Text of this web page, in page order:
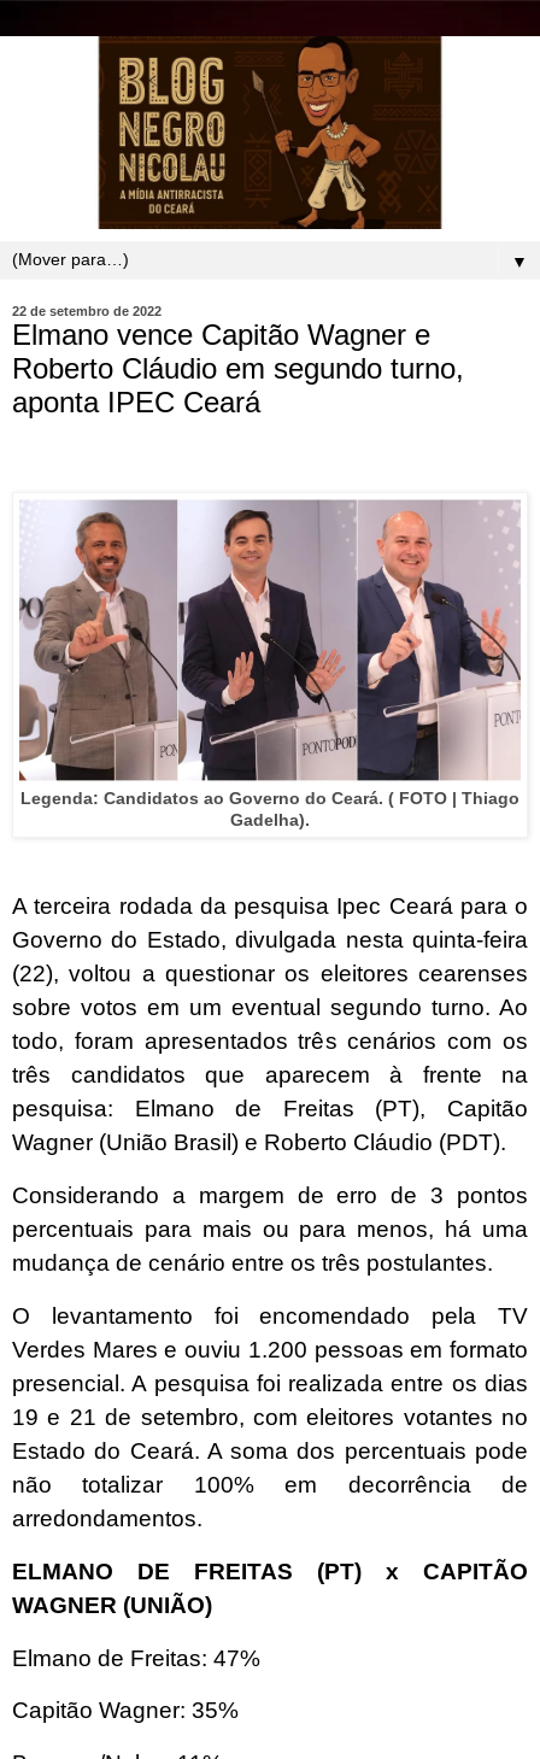
▼
22 de setembro de 2022
Elmano vence Capitão Wagner e
Roberto Cláudio em segundo turno,
aponta IPEC Ceará
Legenda: Candidatos ao Governo do Ceará. ( FOTO | Thiago
Gadelha).
A terceira rodada da pesquisa Ipec Ceará para o
Governo do Estado, divulgada nesta quinta-feira
(22), voltou a questionar os eleitores cearenses
sobre votos em um eventual segundo turno. Ao
todo, foram apresentados três cenários com os
três candidatos que aparecem à frente na
pesquisa: Elmano de Freitas (PT), Capitão
Wagner (União Brasil) e Roberto Cláudio (PDT).
Considerando a margem de erro de 3 pontos
percentuais para mais ou para menos, há uma
mudança de cenário entre os três postulantes.
O levantamento foi encomendado pela TV
Verdes Mares e ouviu 1.200 pessoas em formato
presencial. A pesquisa foi realizada entre os dias
19 e 21 de setembro, com eleitores votantes no
Estado do Ceará. A soma dos percentuais pode
não totalizar 100% em decorrência de
arredondamentos.
ELMANO DE FREITAS (PT) x CAPITÃO
WAGNER (UNIÃO)
Elmano de Freitas: 47%
Capitão Wagner: 35%